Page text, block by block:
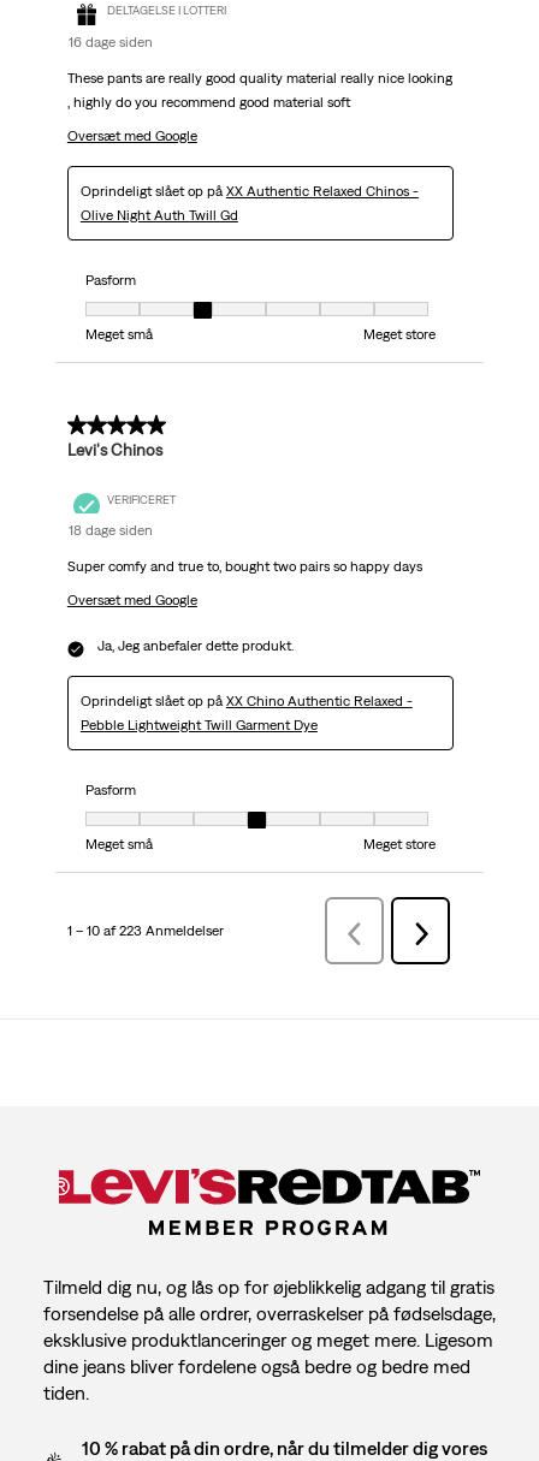
DELTAGELSE I LOTTERI
16 dage siden
These pants are really good quality material really nice looking
, highly do you recommend good material soft
Oversæt med Google
Oprindeligt slået op på XX Authentic Relaxed Chinos -
Olive Night Auth Twill Gd
Pasform
Pasform, 3 ud af 7, hvor 1 er lig med Meget små og 7 er lig med Meget
Meget små
Meget store
5 ud af 5 stjerner.
Levi's Chinos
VERIFICERET
18 dage siden
Super comfy and true to, bought two pairs so happy days
Oversæt med Google
Ja, Jeg anbefaler dette produkt.
Oprindeligt slået op på XX Chino Authentic Relaxed -
Pebble Lightweight Twill Garment Dye
Pasform
Pasform, 4 ud af 7, hvor 1 er lig med Meget små og 7 er lig med Meget
Meget små
Meget store
1 – 10 af 223 Anmeldelser ForrigeAnmeldelser
Næste
Anmeldelser
Tilmeld dig nu, og lås op for øjeblikkelig adgang til gratis
forsendelse på alle ordrer, overraskelser på fødselsdage,
eksklusive produktlanceringer og meget mere. Ligesom
dine jeans bliver fordelene også bedre og bedre med
tiden.
10 % rabat på din ordre, når du tilmelder dig vores